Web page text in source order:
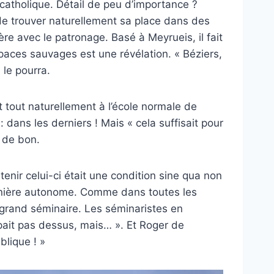
Détail de peu d’importance ?
trouver naturellement sa place dans des
avec le patronage. Basé à Meyrueis, il fait
sauvages est une révélation. « Béziers,
le pourra.
naturellement à l’école normale de
dans les derniers ! Mais « cela suffisait pour
bon.
celui-ci était une condition sine qua non
autonome. Comme dans toutes les
séminaire. Les séminaristes en
pas dessus, mais… ». Et Roger de
! »